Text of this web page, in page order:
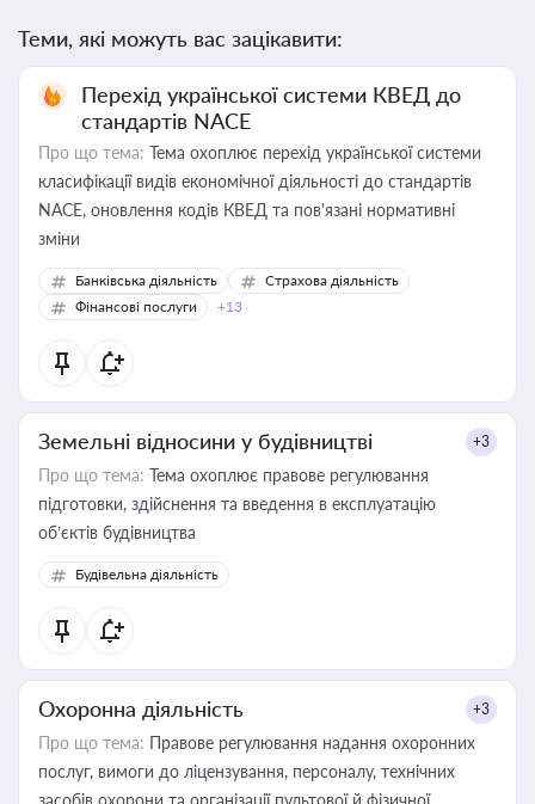
Теми, які можуть вас зацікавити:
Перехід української системи КВЕД до
стандартів NACE
Про що тема: Тема охоплює перехід української системи
класифікації видів економічної діяльності до стандартів
NACE, оновлення кодів КВЕД та пов'язані нормативні
зміни
Банківська діяльність
Страхова діяльність
Фінансові послуги
+13
Земельні відносини у будівництві +3
Про що тема: Тема охоплює правове регулювання
підготовки, здійснення та введення в експлуатацію
об’єктів будівництва
Будівельна діяльність
Охоронна діяльність +3
Про що тема: Правове регулювання надання охоронних
послуг, вимоги до ліцензування, персоналу, технічних
засобів охорони та організації пультової й фізичної